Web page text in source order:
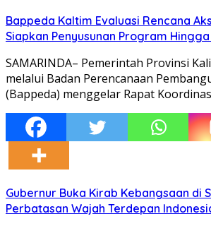
Bappeda Kaltim Evaluasi Rencana
Siapkan Penyusunan Program
SAMARINDA– Pemerintah Provinsi
melalui Badan Perencanaan
(Bappeda) menggelar Rapat
Gubernur Buka Kirab Kebangsaan di
Perbatasan Wajah Terdepan